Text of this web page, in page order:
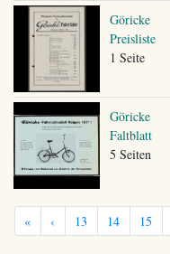
Göricke
Preisliste
1 Seite
Göricke
Faltblatt
5 Seiten
« ‹ 13 14 15